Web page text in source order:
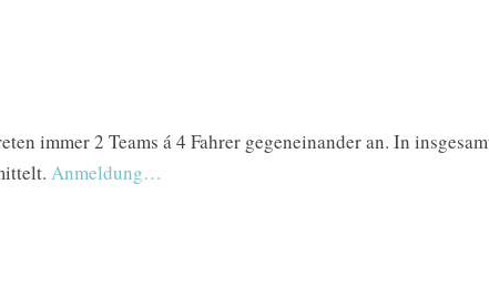
immer 2 Teams á 4 Fahrer gegeneinander an. In
Anmeldung…